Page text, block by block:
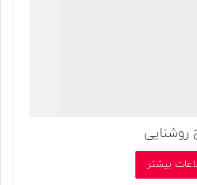
روشنایی
بیشتر